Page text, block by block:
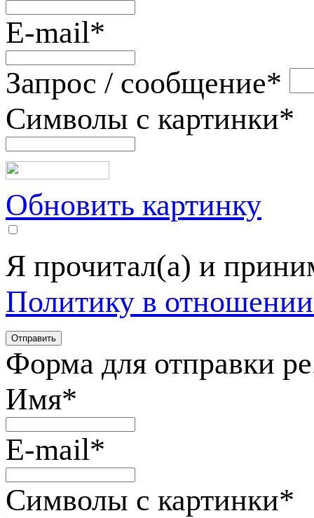
E-mail*
Запрос / сообщение*
Символы с картинки*
Обновить картинку
Я прочитал(а) и
Политику в
Форма для отправки
Имя*
E-mail*
Символы с картинки*